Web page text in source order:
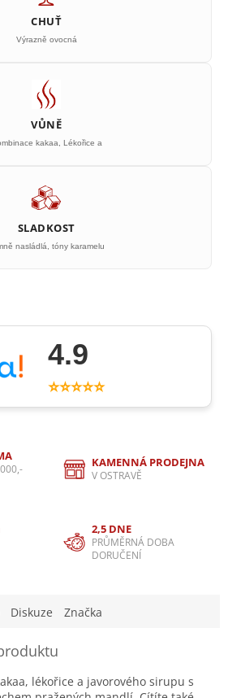
CHUŤ
Výrazně ovocná
VŮNĚ
kakaa, Lékořice a
SLADKOST
nasládlá, tóny karamelu
4.9
⭐⭐⭐⭐⭐
KAMENNÁ PRODEJNA
V OSTRAVĚ
2,5 DNE
PRŮMĚRNÁ DOBA
DORUČENÍ
Diskuze Značka
lékořice a javorového sirupu s